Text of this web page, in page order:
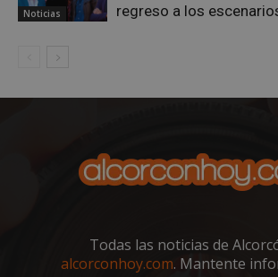
Noticias
regreso a los
Todas las noticias de
alcorconhoy.com. Mantente
sp_landing